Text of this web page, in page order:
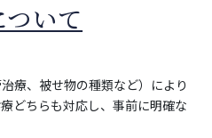
いて
療、被せ物の種類など）により
どちらも対応し、事前に明確な